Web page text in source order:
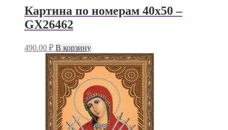
Картина по номерам 40х50 –
GX26462
490.00 ₽ В корзину